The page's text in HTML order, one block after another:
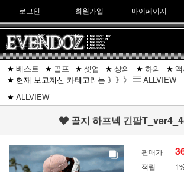
로그인 회원가입 마이페이지
베스트 골프 셋업 상의 하의
현재 보고계신 카테고리는 》》》 ▤ ALLVIEW
ALLVIEW
골지 하프넥 긴팔
판매가
적립